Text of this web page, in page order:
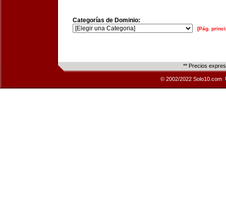
Categorías de Dominio:
[Pág.
** Precios
© 2002/2022 Solo10.com